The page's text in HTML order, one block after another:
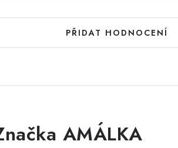
PŘIDAT HODNOCENÍ
AMÁLKA